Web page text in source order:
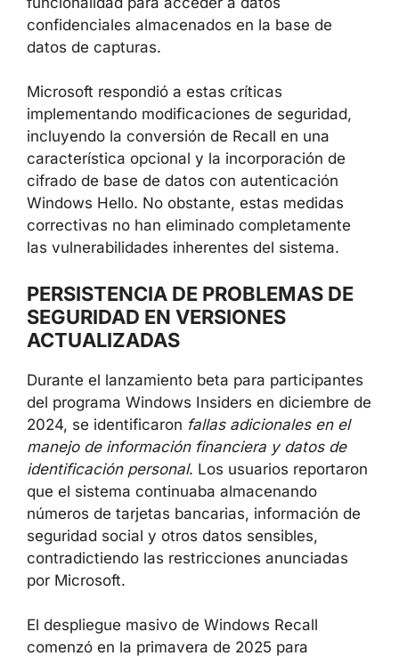
confidenciales almacenados en la base de
datos de capturas.
Microsoft respondió a estas críticas
implementando modificaciones de seguridad,
incluyendo la conversión de Recall en una
característica opcional y la incorporación de
cifrado de base de datos con autenticación
Windows Hello. No obstante, estas medidas
correctivas no han eliminado completamente
las vulnerabilidades inherentes del sistema.
PERSISTENCIA DE PROBLEMAS DE
SEGURIDAD EN VERSIONES
ACTUALIZADAS
Durante el lanzamiento beta para participantes
del programa Windows Insiders en diciembre de
2024, se identificaron fallas adicionales en el
manejo de información financiera y datos de
identificación personal. Los usuarios reportaron
que el sistema continuaba almacenando
números de tarjetas bancarias, información de
seguridad social y otros datos sensibles,
contradictiendo las restricciones anunciadas
por Microsoft.
El despliegue masivo de Windows Recall
comenzó en la primavera de 2025 para